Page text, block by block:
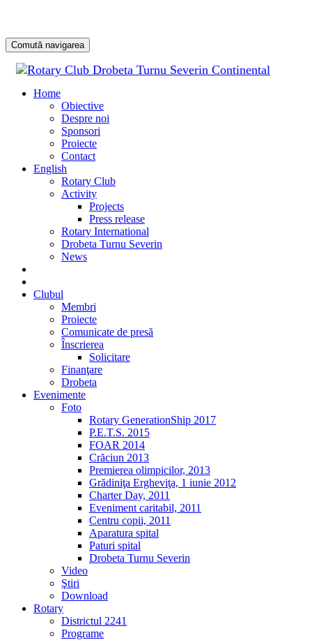
Comută navigarea
Home
Obiective
Despre noi
Sponsori
Proiecte
Contact
English
Rotary Club
Activity
Projects
Press release
Rotary International
Drobeta Turnu Severin
News
Clubul
Membri
Proiecte
Comunicate de presă
Înscrierea
Solicitare
Finanţare
Drobeta
Evenimente
Foto
Rotary GenerationShip 2017
P.E.T.S. 2015
FOAR 2014
Crăciun 2013
Premierea olimpicilor, 2013
Grădiniţa Ergheviţa, 1 iunie 2012
Charter Day, 2011
Eveniment caritabil, 2011
Centru copii, 2011
Aparatura spital
Paturi spital
Drobeta Turnu Severin
Video
Ştiri
Download
Rotary
Districtul 2241
Programe